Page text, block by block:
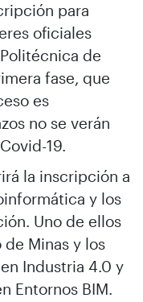
para
oficiales
de
fase, que
es
no se verán
19.
la inscripción a
y los
Uno de ellos
Minas y los
Industria 4.0 y
Entornos BIM.